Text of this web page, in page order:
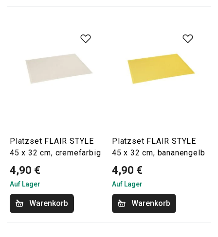
Platzset FLAIR STYLE
45 x 32 cm, cremefarbig
4,90 €
Auf Lager
Warenkorb
Platzset FLAIR STYLE
45 x 32 cm, bananengelb
4,90 €
Auf Lager
Warenkorb